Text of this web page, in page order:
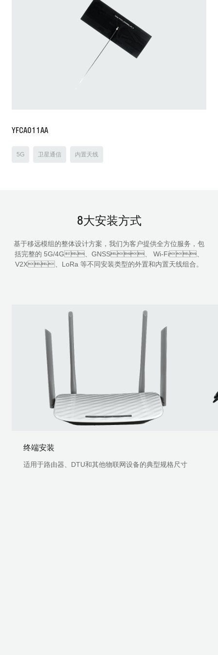
YFCA011AA
5G 卫星通信 内置天线
8大安装方式
基于移远模组的整体设计方案，我们为客户提供全方位服务，包
括完整的 5G/4G、GNSS、 Wi-Fi、
V2X、LoRa 等不同安装类型的外置和内置天线组合。
终端安装
适用于路由器、DTU和其他物联网设备的典型规格尺寸